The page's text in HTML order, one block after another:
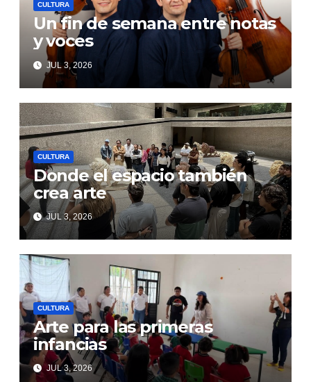
CULTURA
Un fin de semana entre notas
y voces
JUL 3, 2026
CULTURA
Donde el espacio también
crea arte
JUL 3, 2026
CULTURA
Arte para las primeras
infancias
JUL 3, 2026